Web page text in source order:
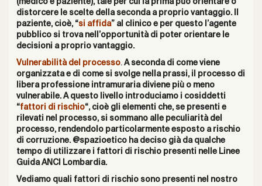
(medico e paziente), tale per cui
la prima può orientare o
distorcere le scelte della secondaa proprio vantaggio.
paziente, cioè, “si affida” al clinico e per questo l’agente
pubblico si trova nell’opportunità di poter orientare le
decisioni a proprio vantaggio.
Vulnerabilità del processo. A seconda di come viene
organizzata e di come si svolge nella prassi, il processo di
libera professione intramuraria diviene più o meno
vulnerabile. A questo livello introduciamo i cosiddetti
“fattori di rischio“, cioè gli elementi che, se presenti e
rilevati nel processo, si sommano alle peculiarità del
processo, rendendolo particolarmente esposto a rischio
di corruzione. @spazioetico ha deciso già da qualche
tempo di utilizzare i fattori di rischio presenti nelle Linee
Guida ANCI Lombardia.
Vediamo quali fattori di rischio sono presenti nel nostro